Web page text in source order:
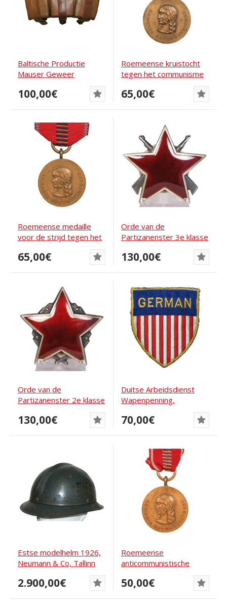
Baltische Productie
Mauser Geweer
100,00€
Roemeense kruistocht
tegen het communisme
65,00€
Roemeense medaille
voor de strijd tegen het
65,00€
Orde van de
Partizanenster 3e klasse
MONETNY...
130,00€
Orde van de
Partizanenster 2e klasse
130,00€
Duitse Arbeidsdienst
Wapenpenning,
70,00€
Estse modelhelm 1926,
Neumann & Co, Tallinn
2.900,00€
Roemeense
anticommunistische
50,00€